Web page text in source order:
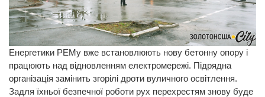
Енергетики РЕМу вже встановлюють нову бетонну опору і
працюють над відновленням електромережі. Підрядна
організація замінить згорілі дроти вуличного освітлення.
Задля їхньої безпечної роботи рух перехрестям знову буде